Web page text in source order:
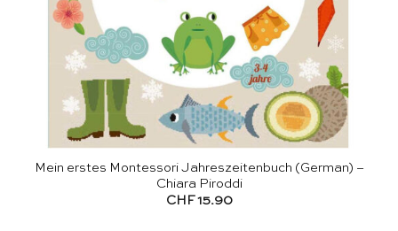
Mein erstes Montessori Jahreszeitenbuch (German) –
Chiara Piroddi
CHF 15.90